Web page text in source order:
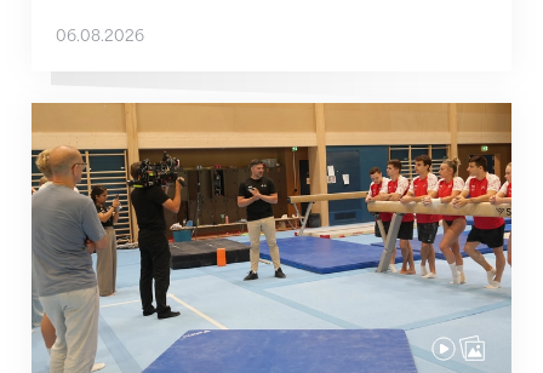
06.08.2026
En route pour Zagreb avec des objectifs clairs